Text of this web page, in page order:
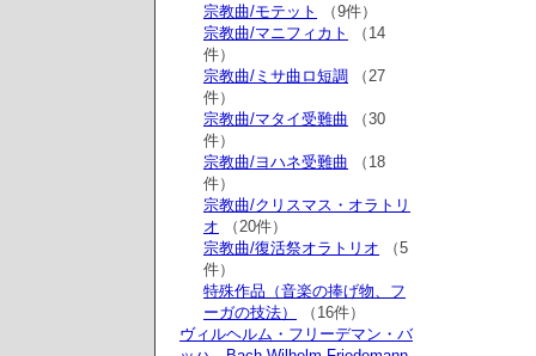
宗教曲/モテット
（9件）
宗教曲/マニフィカト
（14
件）
宗教曲/ミサ曲ロ短調 （27
件）
宗教曲/マタイ受難曲 （30
件）
宗教曲/ヨハネ受難曲 （18
件）
宗教曲/クリスマス・オラトリ
オ （20件）
宗教曲/復活祭オラトリオ （5
件）
特殊作品（音楽の捧げ物、フ
ーガの技法）
（16件）
ヴィルヘルム・フリーデマン・バ